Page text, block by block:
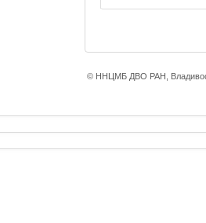
© ННЦМБ ДВО РАН,